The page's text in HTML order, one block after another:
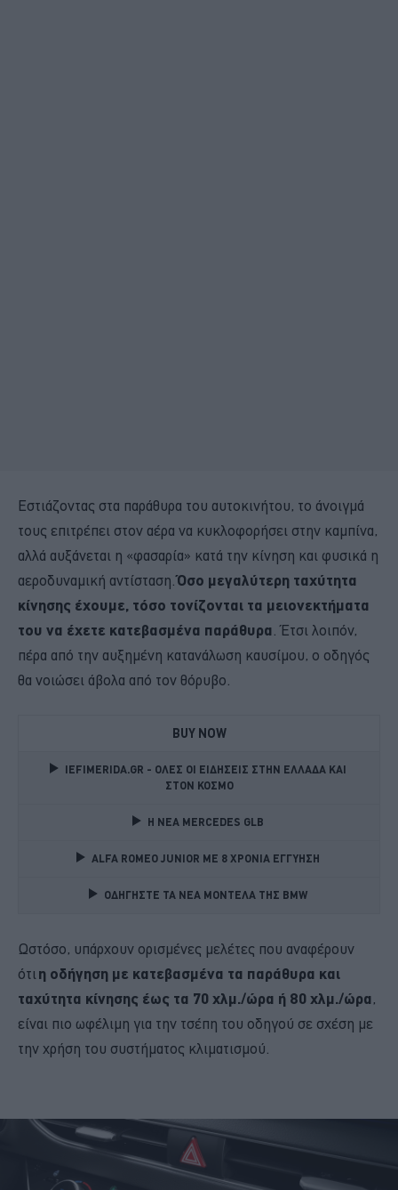
Εστιάζοντας στα παράθυρα του αυτοκινήτου, το άνοιγμά
τους επιτρέπει στον αέρα να κυκλοφορήσει στην καμπίνα,
αλλά αυξάνεται η «φασαρία» κατά την κίνηση και φυσικά η
αεροδυναμική αντίσταση.Όσο μεγαλύτερη ταχύτητα
κίνησης έχουμε, τόσο τονίζονται τα μειονεκτήματα
του να έχετε κατεβασμένα παράθυρα . Έτσι λοιπόν,
πέρα από την αυξημένη κατανάλωση καυσίμου, ο οδηγός
θα νοιώσει άβολα από τον θόρυβο.
BUY NOW
IEFIMERIDA.GR - ΟΛΕΣ ΟΙ ΕΙΔΗΣΕΙΣ ΣΤΗΝ ΕΛΛΑΔΑ ΚΑΙ
ΣΤΟΝ ΚΟΣΜΟ
Η ΝΕΑ MERCEDES GLB
ALFA ROMEO JUNIOR ME 8 ΧΡΟΝΙΑ ΕΓΓΥΗΣΗ
ΟΔΗΓΗΣΤΕ ΤΑ ΝΕΑ ΜΟΝΤΕΛΑ ΤΗΣ BMW
Ωστόσο, υπάρχουν ορισμένες μελέτες που αναφέρουν
ότι η οδήγηση με κατεβασμένα τα παράθυρα και
ταχύτητα κίνησης έως τα 70 χλμ./ώρα ή 80 χλμ./ώρα,
είναι πιο ωφέλιμη για την τσέπη του οδηγού σε σχέση με
την χρήση του συστήματος κλιματισμού.